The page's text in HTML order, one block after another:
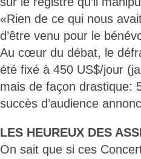
«Rien de ce qui nous
d’être venu pour le
Au cœur du débat, le
été fixé à 450 US$/jour
mais de façon drastique:
succès d’audience
LES HEUREUX DES
On sait que si ces